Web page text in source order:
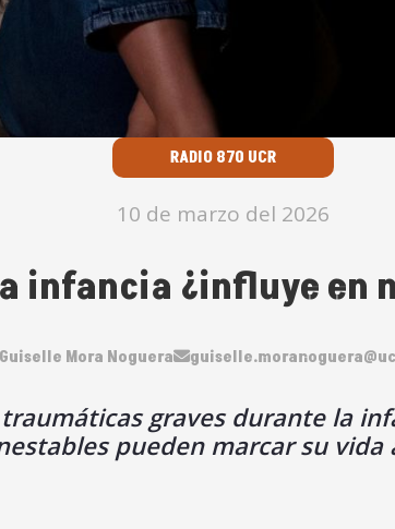
RADIO 870 UCR
10 de marzo del 2026
infancia ¿influye
Guiselle Mora Noguera
graves durante la
pueden marcar su vida